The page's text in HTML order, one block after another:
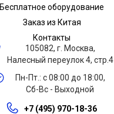
Бесплатное оборудование
Заказ из Китая
Контакты
105082, г. Москва,
Налесный переулок 4, стр.4
Пн-Пт.: с 08:00 до 18:00,
Сб-Вс - Выходной
+7 (495) 970-18-36